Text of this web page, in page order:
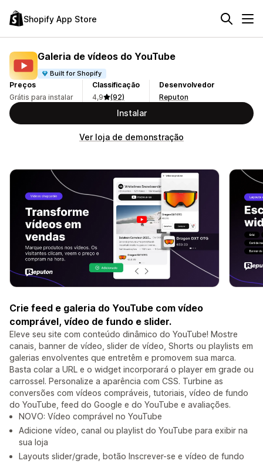
Shopify App Store
Galeria de vídeos do YouTube
Built for Shopify
Preços
Grátis para instalar
Classificação
4,9
(92)
Desenvolvedor
Reputon
Instalar
Ver loja de demonstração
Crie feed e galeria do YouTube com vídeo
comprável, vídeo de fundo e slider.
Eleve seu site com conteúdo dinâmico do YouTube! Mostre
canais, banner de vídeo, slider de vídeo, Shorts ou playlists em
galerias envolventes que entretêm e promovem sua marca.
Basta colar a URL e o widget incorporará o player em grade ou
carrossel. Personalize a aparência com CSS. Turbine as
conversões com vídeos compráveis, tutoriais, vídeo de fundo
do YouTube, feed do Google e do YouTube e avaliações.
NOVO: Vídeo comprável no YouTube
Adicione vídeo, canal ou playlist do YouTube para exibir na
sua loja
Layouts slider/grade, botão Inscrever-se e vídeo de fundo